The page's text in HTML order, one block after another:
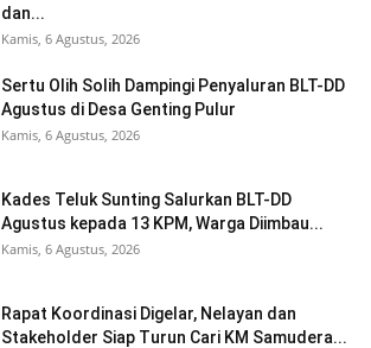
dan...
Kamis, 6 Agustus, 2026
Sertu Olih Solih Dampingi Penyaluran BLT-DD
Agustus di Desa Genting Pulur
Kamis, 6 Agustus, 2026
Kades Teluk Sunting Salurkan BLT-DD
Agustus kepada 13 KPM, Warga Diimbau...
Kamis, 6 Agustus, 2026
Rapat Koordinasi Digelar, Nelayan dan
Stakeholder Siap Turun Cari KM Samudera...